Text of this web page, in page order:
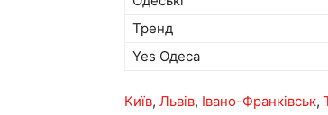
Тренд
Yes Одеса
Київ, Львів, Івано-Франківськ,